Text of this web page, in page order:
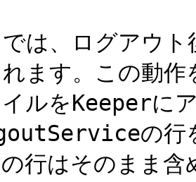
は、ログアウ
ます。この動
ルをKeeperに
の行
行はそのまま